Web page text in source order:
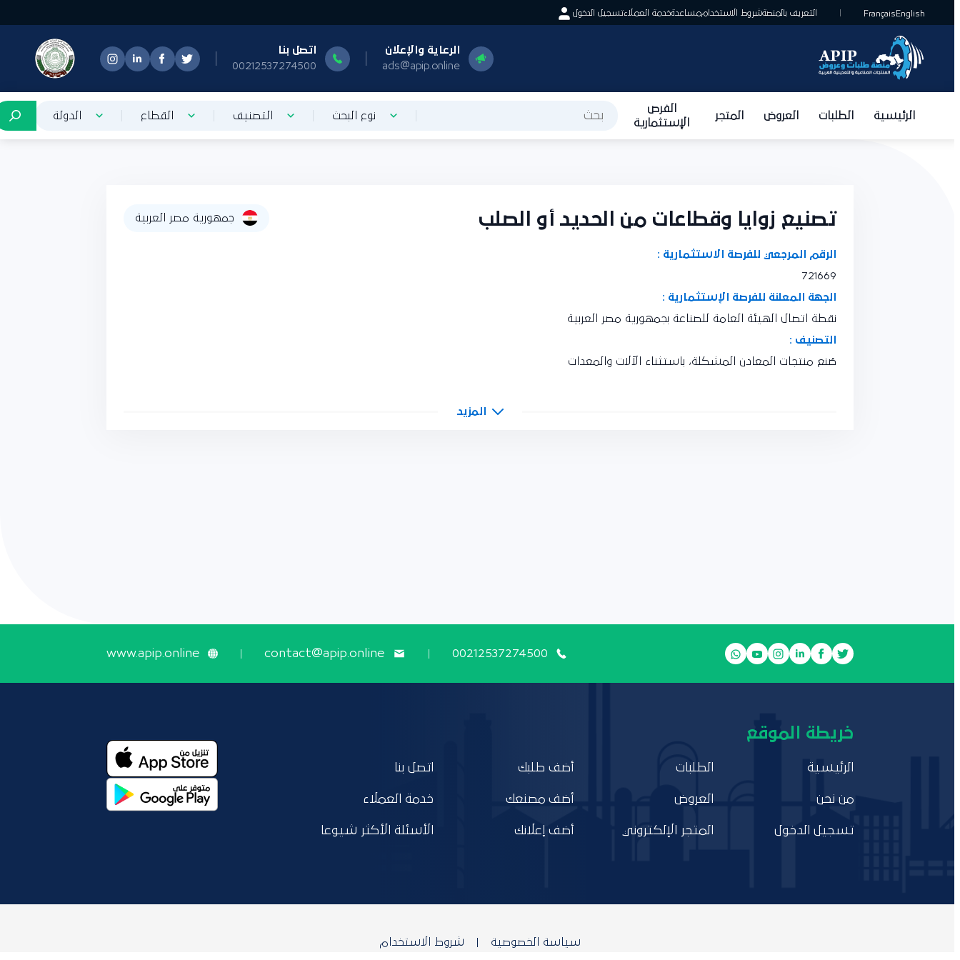
English
Français التعريف بالمنصةشروط الاستخداممساعدةخدمة العملاءتسجيل الدخول
الرعاية والإعلان
ads@apip.online
اتصل بنا
00212537274500
الرئيسية الطلبات العروض المتجر
الفرص
الإستثمارية
نوع البحث التصنيف القطاع الدولة
تصنيع زوايا وقطاعات من الحديد أو الصلب جمهورية مصر العربية
الرقم المرجعي للفرصة الاستثمارية :
721669
الجهة المعلنة للفرصة الإستثمارية :
نقطة اتصال الهيئة العامة للصناعة بجمهورية مصر العربية
التصنيف :
صُنع منتجات المعادن المشكلة، باستثناء الآلات والمعدات
المزيد
00212537274500
contact@apip.online
www.apip.online
خريطة الموقع
الرئيسية
من نحن
تسجيل الدخول
الطلبات
العروض
المتجر الإلكتروني
أضف طلبك
أضف مصنعك
أضف إعلانك
اتصل بنا
خدمة العملاء
الأسئلة الأكثر شيوعا
سياسة الخصوصية شروط الاستخدام